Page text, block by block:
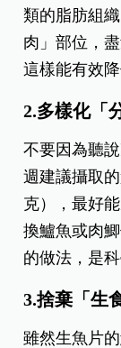
類的脂肪組
肉」部位，
這樣能有效
2.多樣化「
不要因為聽
週建議攝取
克），最好
換鱸魚或肉
的做法，是
3.捨棄「生
雖然生魚片